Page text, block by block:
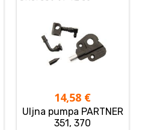
14,58 €
Uljna pumpa PARTNER
351, 370